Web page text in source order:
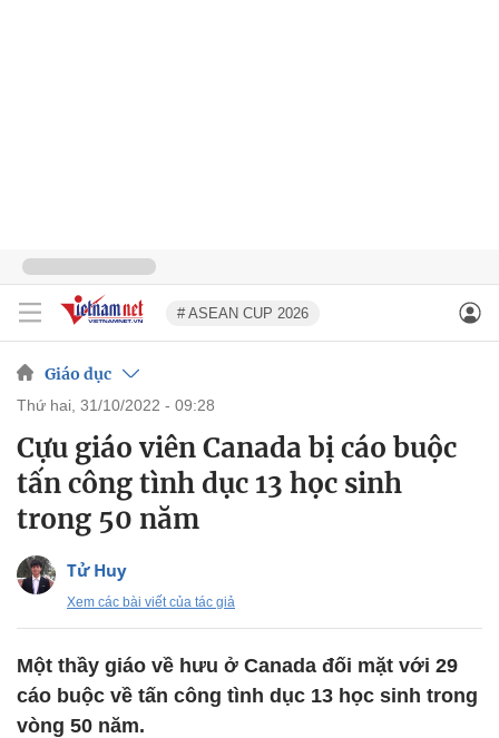
# ASEAN CUP 2026
Giáo dục
thứ hai, 31/10/2022 - 09:28
Cựu giáo viên Canada bị cáo buộc
tấn công tình dục 13 học sinh
trong 50 năm
Tử Huy
Xem các bài viết của tác giả
Một thầy giáo về hưu ở Canada đối mặt với 29
cáo buộc về tấn công tình dục 13 học sinh trong
vòng 50 năm.